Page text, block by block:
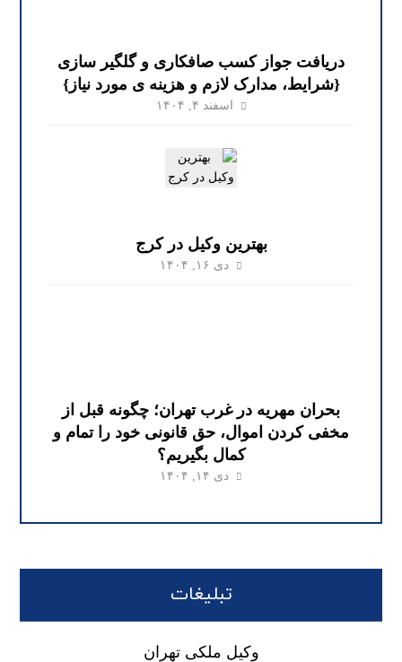
دریافت جواز کسب صافکاری و گلگیر سازی
{شرایط، مدارک لازم و هزینه ی مورد نیاز}
اسفند ۴, ۱۴۰۴
بهترین وکیل در کرج
دی ۱۶, ۱۴۰۴
بحران مهریه در غرب تهران؛ چگونه قبل از
مخفی کردن اموال، حق قانونی خود را تمام و
کمال بگیریم؟
دی ۱۴, ۱۴۰۴
تبلیغات
وکیل ملکی تهران